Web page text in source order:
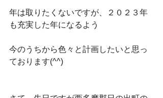
年は取りたくないですが、２０２３年
も充実した年になるよう
今のうちから色々と計画したいと思っ
ております(^^)